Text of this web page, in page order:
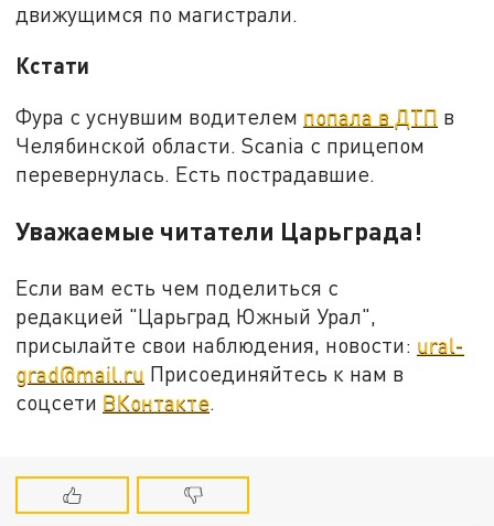
движущимся по магистрали.
Кстати
Фура с уснувшим водителем попала в ДТП в
Челябинской области. Scania с прицепом
перевернулась. Есть пострадавшие.
Уважаемые читатели Царьграда!
Если вам есть чем поделиться с
редакцией "Царьград Южный Урал",
присылайте свои наблюдения, новости: ural-
grad@mail.ru Присоединяйтесь к нам в
соцсети ВКонтакте.